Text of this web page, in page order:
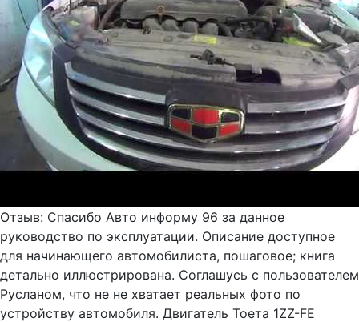
Отзыв: Спасибо Авто информу 96 за данное
руководство по эксплуатации. Описание доступное
для начинающего автомобилиста, пошаговое; книга
детально иллюстрирована. Соглашусь с пользователем
Русланом, что не не хватает реальных фото по
устройству автомобиля. Двигатель Тоета 1ZZ-FE